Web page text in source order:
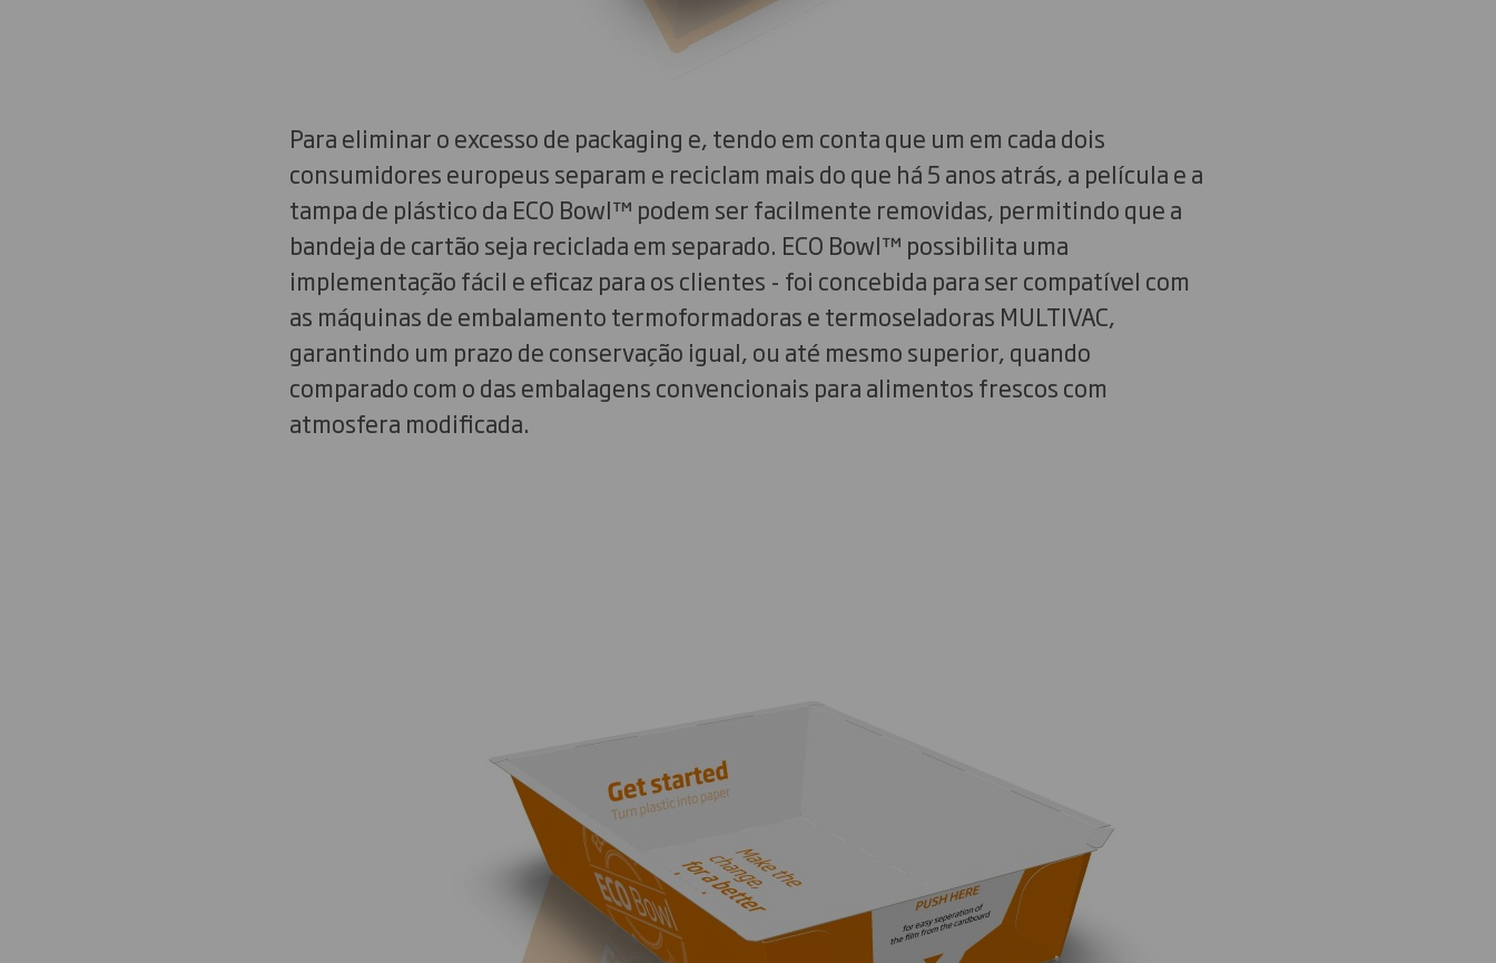
Para eliminar o excesso de packaging e, tendo em conta que um em cada dois
consumidores europeus separam e reciclam mais do que há 5 anos atrás, a película e a
tampa de plástico da ECO Bowl™ podem ser facilmente removidas, permitindo que a
bandeja de cartão seja reciclada em separado. ECO Bowl™ possibilita uma
implementação fácil e eficaz para os clientes - foi concebida para ser compatível com
as máquinas de embalamento termoformadoras e termoseladoras MULTIVAC,
garantindo um prazo de conservação igual, ou até mesmo superior, quando
comparado com o das embalagens convencionais para alimentos frescos com
atmosfera modificada.